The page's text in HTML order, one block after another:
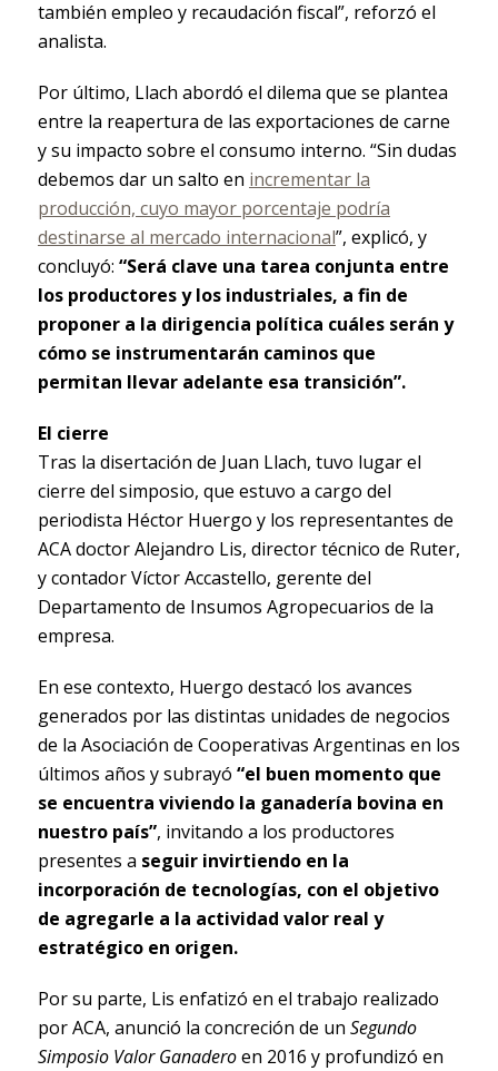
también empleo y recaudación fiscal”, reforzó el
analista.
Por último, Llach abordó el dilema que se plantea
entre la reapertura de las exportaciones de carne
y su impacto sobre el consumo interno. “Sin dudas
debemos dar un salto en incrementar la
producción, cuyo mayor porcentaje podría
destinarse al mercado internacional”, explicó, y
concluyó: “Será clave una tarea conjunta entre
los productores y los industriales, a fin de
proponer a la dirigencia política cuáles serán y
cómo se instrumentarán caminos que
permitan llevar adelante esa transición”.
El cierre
Tras la disertación de Juan Llach, tuvo lugar el
cierre del simposio, que estuvo a cargo del
periodista Héctor Huergo y los representantes de
ACA doctor Alejandro Lis, director técnico de Ruter,
y contador Víctor Accastello, gerente del
Departamento de Insumos Agropecuarios de la
empresa.
En ese contexto, Huergo destacó los avances
generados por las distintas unidades de negocios
de la Asociación de Cooperativas Argentinas en los
últimos años y subrayó “el buen momento que
se encuentra viviendo la ganadería bovina en
nuestro país”, invitando a los productores
presentes a seguir invirtiendo en la
incorporación de tecnologías, con el objetivo
de agregarle a la actividad valor real y
estratégico en origen.
Por su parte, Lis enfatizó en el trabajo realizado
por ACA, anunció la concreción de un Segundo
Simposio Valor Ganaderoen 2016 y profundizó en